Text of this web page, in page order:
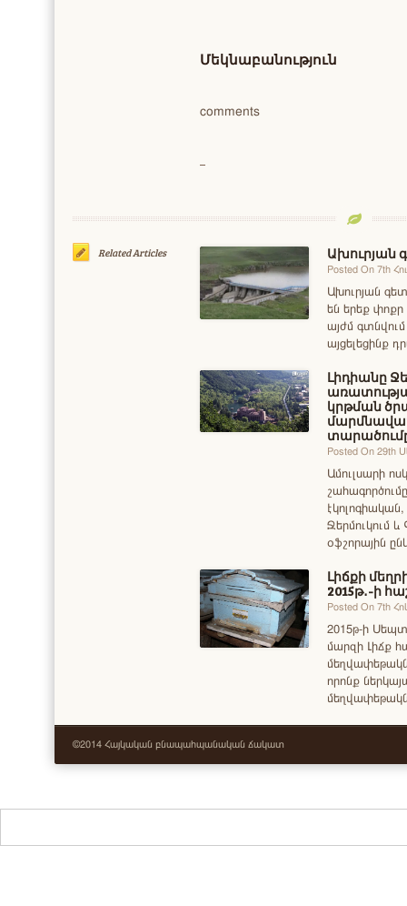
Մեկնաբանություն
comments
Related Articles Ախուրյան
Posted On 7th
Ախուրյան
են երեք փոքր
այժմ
այցելեցինք
Լիդիանը
կրթման
Posted On 29th
Ամուլսարի
Ջերմուկում և
օֆշորային
Լիճքի
2015թ․-ի
Posted On 7th
2015թ-ի
մարզի Լիճք
որոնք
©2014 Հայկական բնապահպանական ճակատ